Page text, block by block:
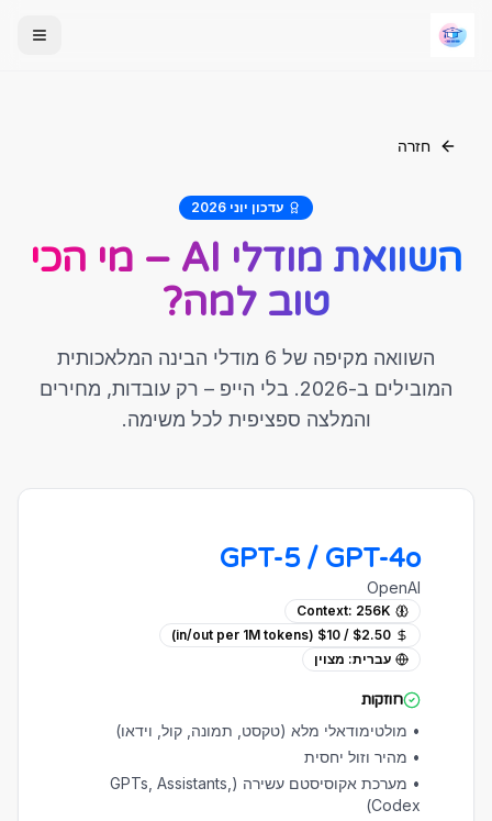
חזרה
עדכון יוני 2026
השוואת מודלי AI – מי הכי
טוב למה?
השוואה מקיפה של 6 מודלי הבינה המלאכותית
המובילים ב-2026. בלי הייפ – רק עובדות, מחירים
והמלצה ספציפית לכל משימה.
GPT-5 / GPT-4o
OpenAI
Context: 256K
$2.50 / $10 (in/out per 1M tokens)
עברית: מצוין
חוזקות
• מולטימודאלי מלא (טקסט, תמונה, קול, וידאו)
• מהיר וזול יחסית
•
מערכת אקוסיסטם עשירה (GPTs, Assistants,
Codex)